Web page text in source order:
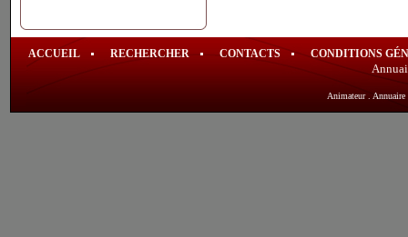
ACCUEIL RECHERCHER CONTACTS CONDITIONS
Animateur. Annuaire